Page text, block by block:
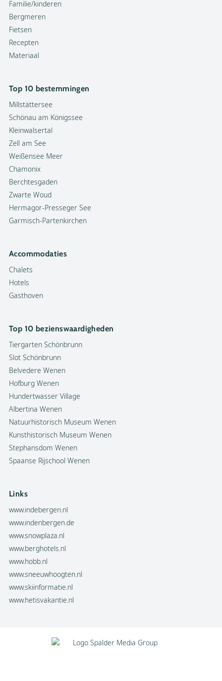
Familie/kinderen
Bergmeren
Fietsen
Recepten
Materiaal
Top 10 bestemmingen
Millstättersee
Schönau am Königssee
Kleinwalsertal
Zell am See
Weißensee Meer
Chamonix
Berchtesgaden
Zwarte Woud
Hermagor-Presseger See
Garmisch-Partenkirchen
Accommodaties
Chalets
Hotels
Gasthoven
Top 10 bezienswaardigheden
Tiergarten Schönbrunn
Slot Schönbrunn
Belvedere Wenen
Hofburg Wenen
Hundertwasser Village
Albertina Wenen
Natuurhistorisch Museum Wenen
Kunsthistorisch Museum Wenen
Stephansdom Wenen
Spaanse Rijschool Wenen
Links
www.indebergen.nl
www.indenbergen.de
www.snowplaza.nl
www.berghotels.nl
www.hobb.nl
www.sneeuwhoogten.nl
www.skiinformatie.nl
www.hetisvakantie.nl